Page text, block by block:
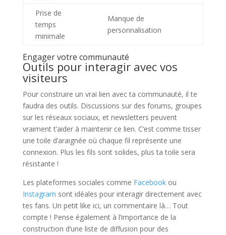
Prise de
temps
minimale
Manque de
personnalisation
Engager votre communauté
Outils pour interagir avec vos
visiteurs
Pour construire un vrai lien avec ta communauté, il te
faudra des outils. Discussions sur des forums, groupes
sur les réseaux sociaux, et newsletters peuvent
vraiment t’aider à maintenir ce lien. C’est comme tisser
une toile d’araignée où chaque fil représente une
connexion. Plus les fils sont solides, plus ta toile sera
résistante !
Les plateformes sociales comme Facebookou
Instagram sont idéales pour interagir directement avec
tes fans. Un petit like ici, un commentaire là… Tout
compte ! Pense également à l’importance de la
construction d’une liste de diffusion pour des